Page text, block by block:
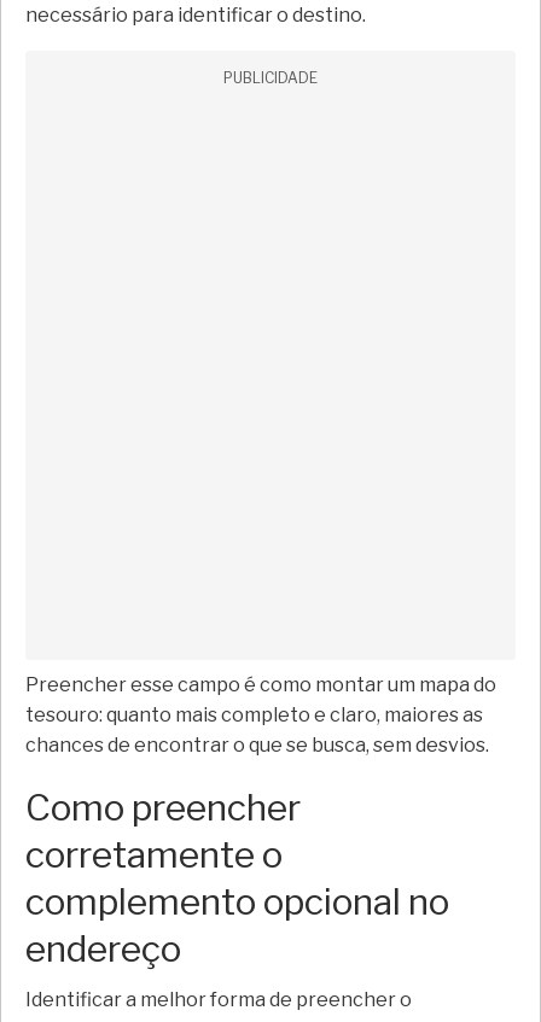
necessário para identificar o destino.
PUBLICIDADE
Preencher esse campo é como montar um mapa do
tesouro: quanto mais completo e claro, maiores as
chances de encontrar o que se busca, sem desvios.
Como preencher
corretamente o
complemento opcional no
endereço
Identificar a melhor forma de preencher o